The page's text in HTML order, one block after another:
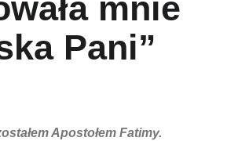
mnie
Pani”
Apostołem Fatimy.